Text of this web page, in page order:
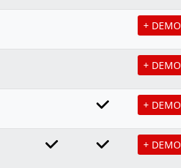
+ DEMO
+ DEMO
+ DEMO
+ DEMO